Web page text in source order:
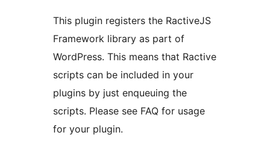
This plugin registers the RactiveJS
Framework library as part of
WordPress. This means that Ractive
scripts can be included in your
plugins by just enqueuing the
scripts. Please see FAQ for usage
for your plugin.